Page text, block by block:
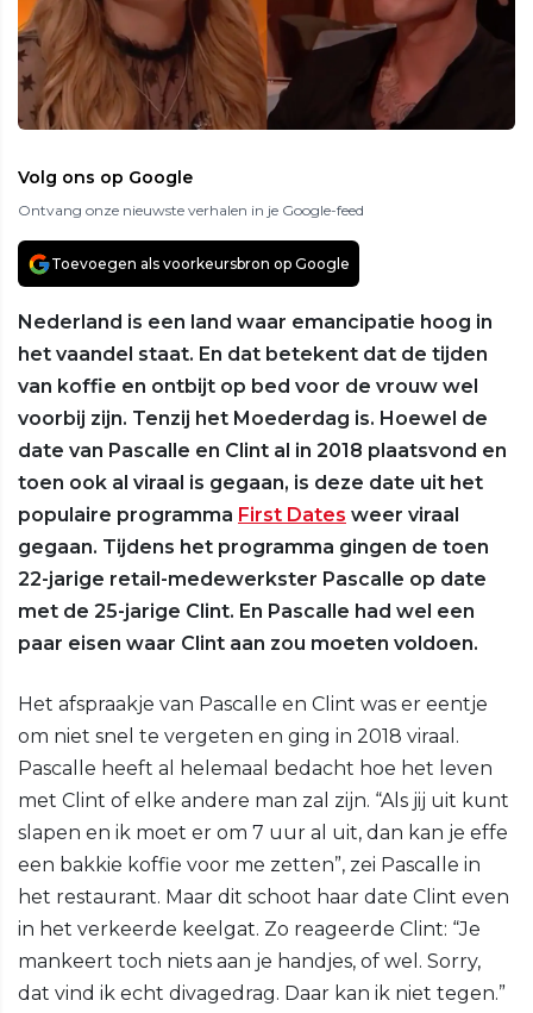
Volg ons op Google
Ontvang onze nieuwste verhalen in je Google-feed
Toevoegen als voorkeursbron op Google
Nederland is een land waar emancipatie hoog in
het vaandel staat. En dat betekent dat de tijden
van koffie en ontbijt op bed voor de vrouw wel
voorbij zijn. Tenzij het Moederdag is. Hoewel de
date van Pascalle en Clint al in 2018 plaatsvond en
toen ook al viraal is gegaan, is deze date uit het
populaire programma First Dates weer viraal
gegaan. Tijdens het programma gingen de toen
22-jarige retail-medewerkster Pascalle op date
met de 25-jarige Clint. En Pascalle had wel een
paar eisen waar Clint aan zou moeten voldoen.
Het afspraakje van Pascalle en Clint was er eentje
om niet snel te vergeten en ging in 2018 viraal.
Pascalle heeft al helemaal bedacht hoe het leven
met Clint of elke andere man zal zijn. “Als jij uit kunt
slapen en ik moet er om 7 uur al uit, dan kan je effe
een bakkie koffie voor me zetten”, zei Pascalle in
het restaurant. Maar dit schoot haar date Clint even
in het verkeerde keelgat. Zo reageerde Clint: “Je
mankeert toch niets aan je handjes, of wel. Sorry,
dat vind ik echt divagedrag. Daar kan ik niet tegen.”